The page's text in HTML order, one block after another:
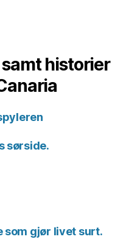
historier
sørside.
som gjør livet surt.